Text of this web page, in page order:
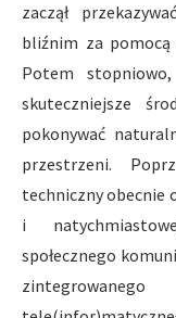
zaczął
bliźnim za pomocą
Potem
skuteczniejsze
pokonywać
przestrzeni.
techniczny obecnie
i
społecznego